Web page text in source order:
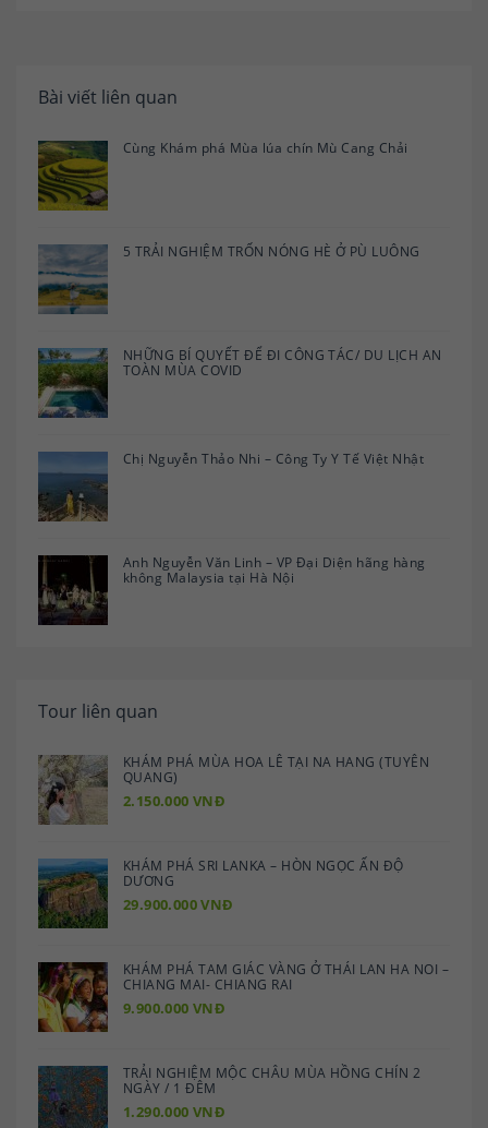
Bài viết liên quan
Cùng Khám phá Mùa lúa chín Mù Cang Chải
5 TRẢI NGHIỆM TRỐN NÓNG HÈ Ở PÙ LUÔNG
NHỮNG BÍ QUYẾT ĐỂ ĐI CÔNG TÁC/ DU LỊCH AN
TOÀN MÙA COVID
Chị Nguyễn Thảo Nhi – Công Ty Y Tế Việt Nhật
Anh Nguyễn Văn Linh – VP Đại Diện hãng hàng
không Malaysia tại Hà Nội
Tour liên quan
KHÁM PHÁ MÙA HOA LÊ TẠI NA HANG (TUYÊN
QUANG)
2.150.000 VNĐ
KHÁM PHÁ SRI LANKA – HÒN NGỌC ẤN ĐỘ
DƯƠNG
29.900.000 VNĐ
KHÁM PHÁ TAM GIÁC VÀNG Ở THÁI LAN HA NOI –
CHIANG MAI- CHIANG RAI
9.900.000 VNĐ
TRẢI NGHIỆM MỘC CHÂU MÙA HỒNG CHÍN 2
NGÀY / 1 ĐÊM
1.290.000 VNĐ